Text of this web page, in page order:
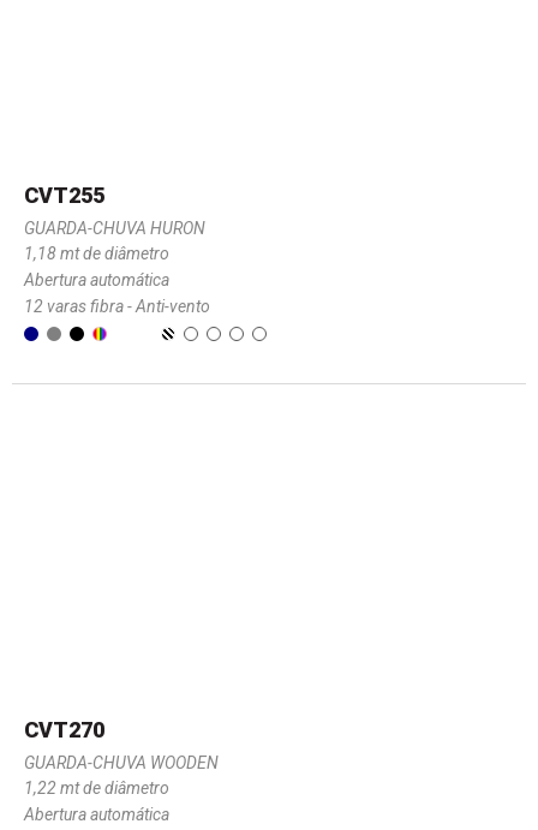
CVT255
GUARDA-CHUVA HURON
1,18 mt de diâmetro
Abertura automática
12 varas fibra - Anti-vento
CVT270
GUARDA-CHUVA WOODEN
1,22 mt de diâmetro
Abertura automática